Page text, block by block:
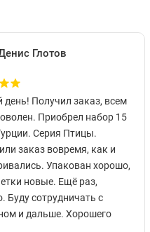
Глотов
Получил заказ, всем
Приобрел набор 15
Серия Птицы.
заказ вовремя, как и
Упакован хорошо,
новые. Ещё раз,
Буду сотрудничать с
и дальше. Хорошего